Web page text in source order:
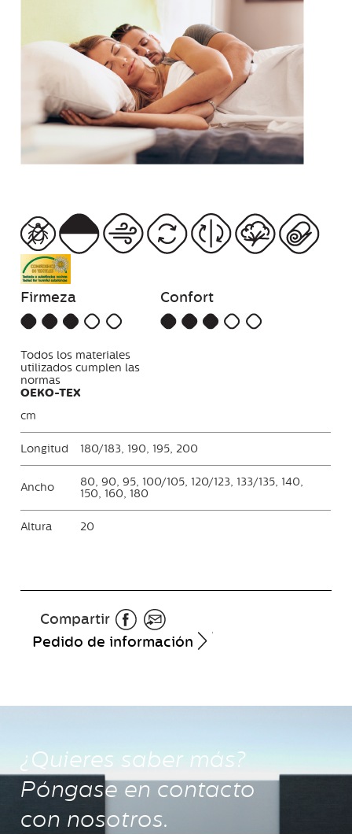
Firmeza Confort
Todos los materiales
utilizados cumplen las
normas
OEKO-TEX
cm
Longitud 180/183, 190, 195, 200
Ancho
80, 90, 95, 100/105, 120/123, 133/135, 140,
150, 160, 180
Altura 20
Compartir
Pedido de información
¿Quieres saber más?
Póngase en contacto
con nosotros.